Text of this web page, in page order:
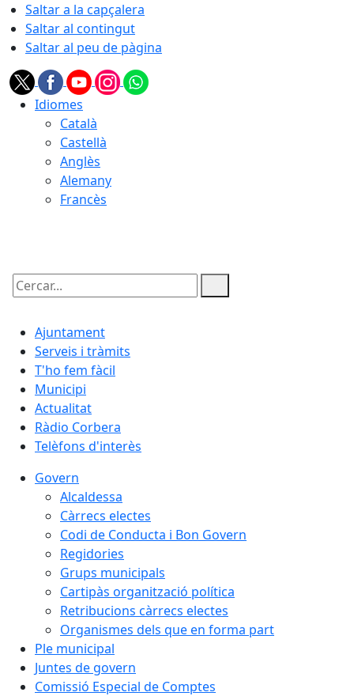
Saltar a la capçalera
Saltar al contingut
Saltar al peu de pàgina
Idiomes
Català
Castellà
Anglès
Alemany
Francès
Cercar:
Ajuntament
Serveis i tràmits
T'ho fem fàcil
Municipi
Actualitat
Ràdio Corbera
Telèfons d'interès
Govern
Alcaldessa
Càrrecs electes
Codi de Conducta i Bon Govern
Regidories
Grups municipals
Cartipàs organització política
Retribucions càrrecs electes
Organismes dels que en forma part
Ple municipal
Juntes de govern
Comissió Especial de Comptes